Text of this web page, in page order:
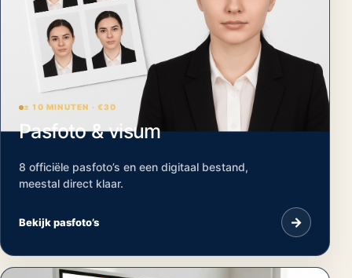
± 10 MINUTEN · €30
Pasfoto & visum
8 officiële pasfoto’s en een digitaal bestand,
meestal direct klaar.
Bekijk pasfoto’s →